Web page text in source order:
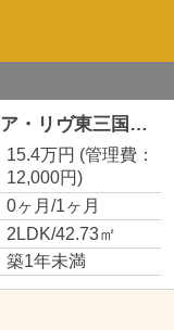
コンフォリア・リヴ東三国駅前ソルテラス
15.4万円 (管理費：
12,000円)
0ヶ月/1ヶ月
2LDK/42.73㎡
築1年未満